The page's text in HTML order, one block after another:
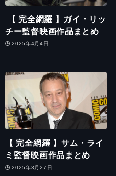
【 完全網羅 】ガイ・リッ
チー監督映画作品まとめ
2025年4月4日
【 完全網羅 】サム・ライ
ミ監督映画作品まとめ
2025年3月27日